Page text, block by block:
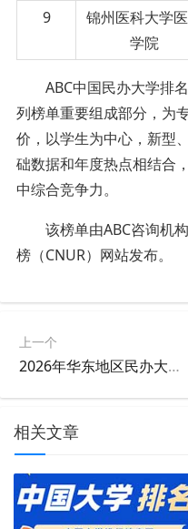
9
锦州医科大学
学院
ABC中国民办大学排
列榜单重要组成部分，为
价，以学生为中心，新型
础数据和年度热点相结合
中综合竞争力。
该榜单由ABC咨询机
榜（CNUR）网站发布。
上一个
2026年华东地区民办大学排名
相关文章